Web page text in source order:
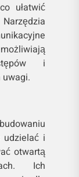
ułatwić
i
udzielać i
otwartą
Ich